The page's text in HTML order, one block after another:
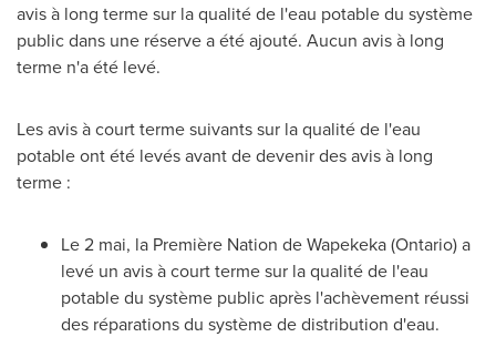
avis à long terme sur la qualité de l'eau potable du système
public dans une réserve a été ajouté. Aucun avis à long
terme n'a été levé.
Les avis à court terme suivants sur la qualité de l'eau
potable ont été levés avant de devenir des avis à long
terme :
Le 2 mai, la Première Nation de Wapekeka (Ontario) a
levé un avis à court terme sur la qualité de l'eau
potable du système public après l'achèvement réussi
des réparations du système de distribution d'eau.